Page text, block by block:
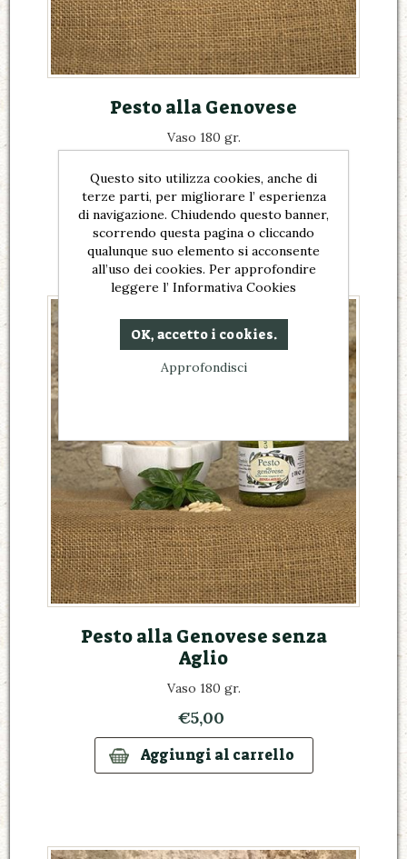
Pesto alla Genovese
Vaso 180 gr.
Pesto alla Genovese senza
Aglio
Vaso 180 gr.
€5,00
Questo sito utilizza cookies, anche di
terze parti, per migliorare l’ esperienza
di navigazione. Chiudendo questo banner,
scorrendo questa pagina o cliccando
qualunque suo elemento si acconsente
all’uso dei cookies. Per approfondire
leggere l’ Informativa Cookies
OK, accetto i cookies.
Approfondisci